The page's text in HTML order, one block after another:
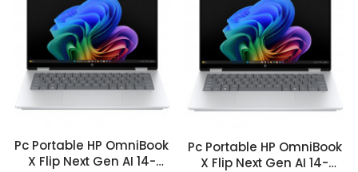
Pc Portable HP OmniBook
X Flip Next Gen AI 14-
Pc Portable HP OmniBook
X Flip Next Gen AI 14-